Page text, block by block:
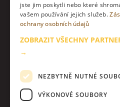
Instagram
LinkedIn
Kontakt
Zásady zpracování osobních
Nastavení Cookies
jste jim poskytli nebo které
vašem používání jejich služeb.
ochrany osobních údajů
ZOBRAZIT VŠECHNY
→
NEZBYTNĚ NUTNÉ
VÝKONOVÉ SOUBORY